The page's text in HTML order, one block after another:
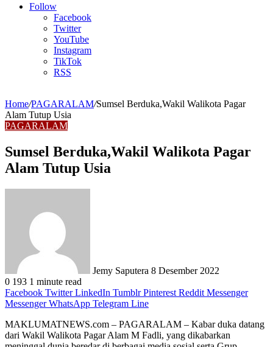
Article
Follow
Facebook
Twitter
YouTube
Instagram
TikTok
RSS
Home/PAGARALAM/Sumsel Berduka,Wakil Walikota Pagar
Alam Tutup Usia
PAGARALAM
Sumsel Berduka,Wakil Walikota Pagar
Alam Tutup Usia
Jemy Saputera 8 Desember 2022
0 193 1 minute read
Facebook Twitter LinkedIn Tumblr Pinterest Reddit Messenger
Messenger WhatsApp Telegram Line
MAKLUMATNEWS.com – PAGARALAM – Kabar duka datang
dari Wakil Walikota Pagar Alam M Fadli, yang dikabarkan